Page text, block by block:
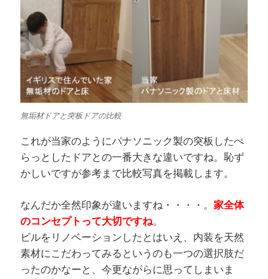
無垢材ドアと突板ドアの比較
これが当家のようにパナソニック製の突板したぺ
らっとしたドアとの一番大きな違いですね。恥ず
かしいですが参考まで比較写真を掲載します。
なんだか全然印象が違いますね・・・・。 家全体
のコンセプトって大切ですね。
ビルをリノベーションしたとはいえ、内装を天然
素材にこだわってみるというのも一つの選択肢だ
ったのかなーと、今更ながらに思ってしまいま